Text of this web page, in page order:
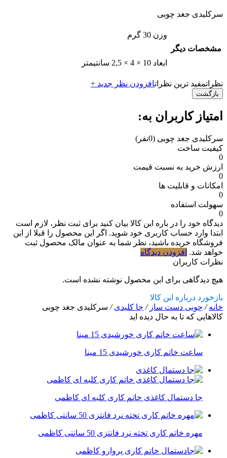
سرکلیدی جغد چوبی
مشخصات دیگر
وزن 30 گرم
ابعاد 10 × 4 × 2,5 سانتیمتر
نظراتمفید ترین نظراتافزودن نظر جدید +
بازگشت
امتیاز کاربران به:
سرکلیدی جغد چوبی (0نفر)
کیفیت ساخت
0
ارزش خرید به نسبت قیمت
0
امکانات و قابلیت ها
0
سهولت استفاده
0
دیدگاه خود را در باره این کالا بیان کنید برای ثبت نظر، لازم است
ابتدا وارد حساب کاربری خود شوید. اگر این محصول را قبلا از این
فروشگاه خریده باشید، نظر شما به عنوان مالک محصول ثبت
خواهد شد. افزودن دیدگاه
نظرات کاربران
هیچ دیدگاهی برای این محصول نوشته نشده است.
بازخورد درباره این کالا
خانه/ چوبی دست ساز / جا کلیدی/ سرکلیدی جغد چوبی
کالاهایی که تا به حال دیده اید
ساعت خاتم کاری خورشیدی 15 مینا
جا دستمال کاغذی خاتم کاری کلبه ای کاظمی
مهره خاتم کاری تخته نرد فانتزی 50 سانتی کاظمی